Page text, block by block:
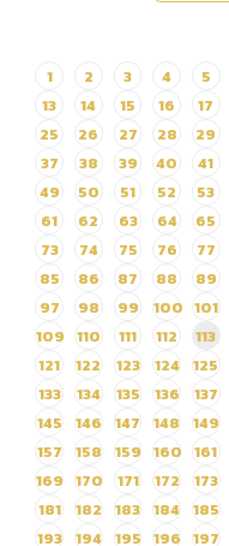
วิธีประกวดราคา
อิเล็กทรอนิกส์ (e-bidding)
1 2 3 4 5
13
14 15 16 17
25
26 27 28 29
37
38 39 40 41
49
50 51 52 53
61
62 63 64 65
73
74 75 76 77
85
86 87 88 89
97
98 99 100 101
109 110 111 112 113
121
122 123 124 125
133
134 135 136 137
145
146 147 148 149
157
158 159 160 161
169 170 171 172 173
181
182 183 184 185
193 194 195 196 197